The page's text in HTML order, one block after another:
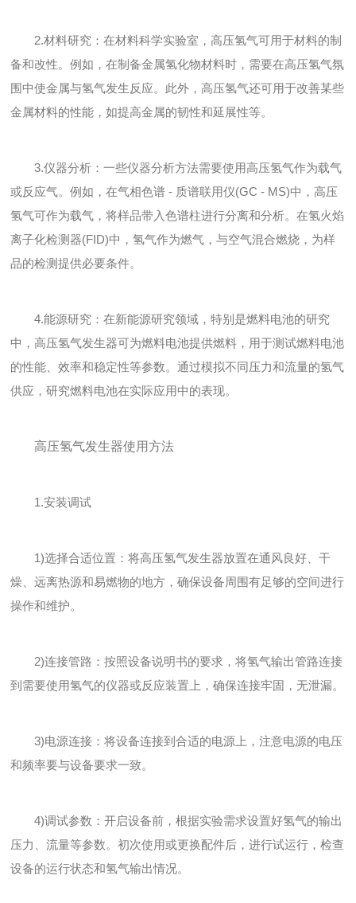
2.材料研究：在材料科学实验室，高压氢气可用于材料的制
备和改性。例如，在制备金属氢化物材料时，需要在高压氢气氛
围中使金属与氢气发生反应。此外，高压氢气还可用于改善某些
金属材料的性能，如提高金属的韧性和延展性等。
3.仪器分析：一些仪器分析方法需要使用高压氢气作为载气
或反应气。例如，在气相色谱 - 质谱联用仪(GC - MS)中，高压
氢气可作为载气，将样品带入色谱柱进行分离和分析。在氢火焰
离子化检测器(FID)中，氢气作为燃气，与空气混合燃烧，为样
品的检测提供必要条件。
4.能源研究：在新能源研究领域，特别是燃料电池的研究
中，高压氢气发生器可为燃料电池提供燃料，用于测试燃料电池
的性能、效率和稳定性等参数。通过模拟不同压力和流量的氢气
供应，研究燃料电池在实际应用中的表现。
高压氢气发生器使用方法
1.安装调试
1)选择合适位置：将高压氢气发生器放置在通风良好、干
燥、远离热源和易燃物的地方，确保设备周围有足够的空间进行
操作和维护。
2)连接管路：按照设备说明书的要求，将氢气输出管路连接
到需要使用氢气的仪器或反应装置上，确保连接牢固，无泄漏。
3)电源连接：将设备连接到合适的电源上，注意电源的电压
和频率要与设备要求一致。
4)调试参数：开启设备前，根据实验需求设置好氢气的输出
压力、流量等参数。初次使用或更换配件后，进行试运行，检查
设备的运行状态和氢气输出情况。